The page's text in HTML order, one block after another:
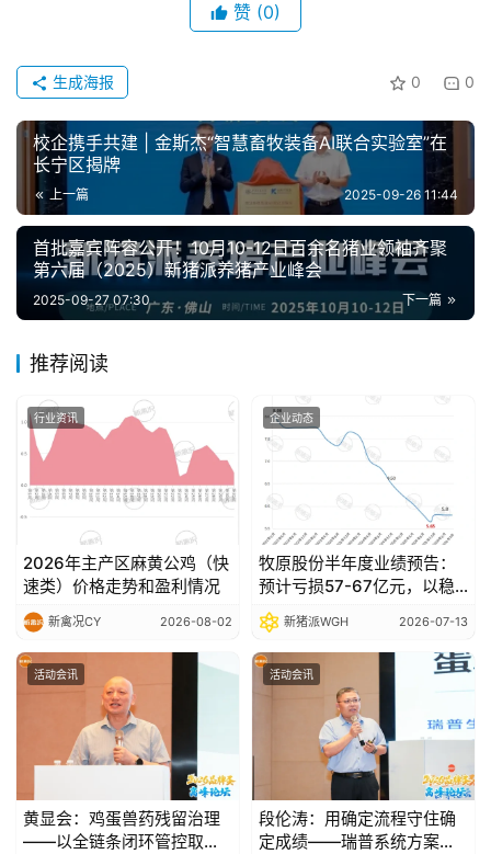
赞 (0)
0 0
生成海报
校企携手共建 | 金斯杰“智慧畜牧装备AI联合实验室”在
长宁区揭牌
上一篇 2025-09-26 11:44
首批嘉宾阵容公开！10月10-12日百余名猪业领袖齐聚
第六届（2025）新猪派养猪产业峰会
下一篇
2025-09-27 07:30
推荐阅读
行业资讯
2026年主产区麻黄公鸡（快
速类）价格走势和盈利情况
新禽况CY 2026-08-02
企业动态
牧原股份半年度业绩预告：
预计亏损57-67亿元，以稳
健经营穿越行业波动
新猪派WGH 2026-07-13
活动会讯
黄显会：鸡蛋兽药残留治理
——以全链条闭环管控取代
活动会讯
段伦涛：用确定流程守住确
定成绩——瑞普系统方案破